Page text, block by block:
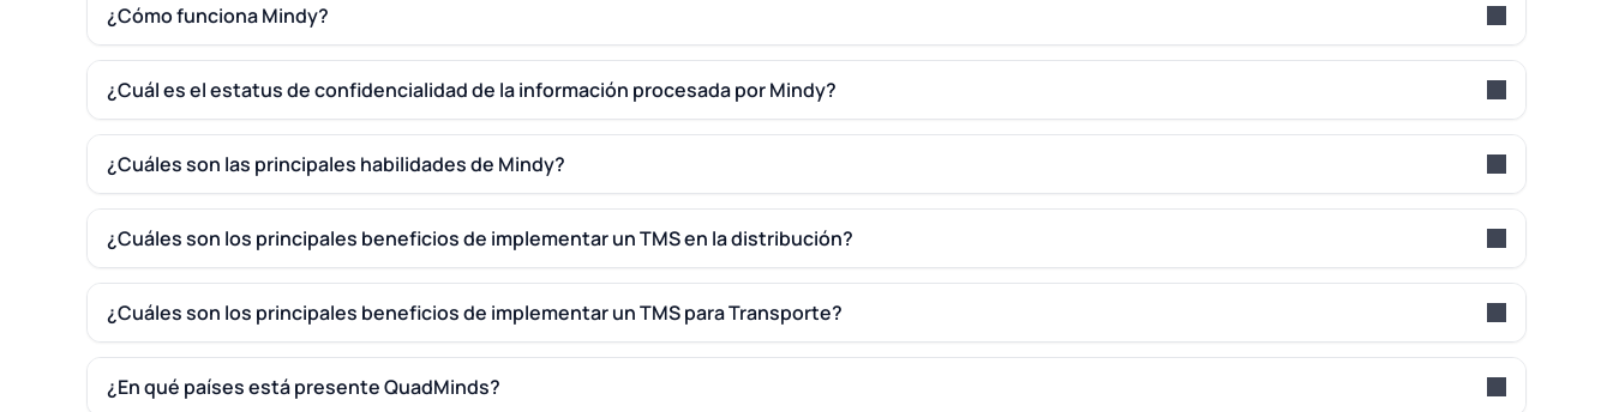
¿Cómo funciona Mindy?
¿Cuál es el estatus de confidencialidad de la información procesada por Mindy?
¿Cuáles son las principales habilidades de Mindy?
¿Cuáles son los principales beneficios de implementar un TMS en la distribución?
¿Cuáles son los principales beneficios de implementar un TMS para Transporte?
¿En qué países está presente QuadMinds?